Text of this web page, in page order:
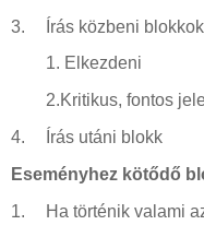
3.
Írás közbeni blokkok
1. Elkezdeni
2.Kritikus, fontos
4.
Írás utáni blokk
Eseményhez kötődő
1.
Ha történik valami